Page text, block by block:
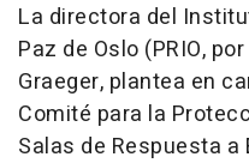
La directora del
Paz de Oslo (PRIO,
Graeger, plantea en
Comité para la
Salas de Respuesta a